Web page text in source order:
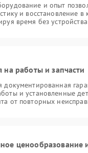
и опыт
и восстановление в
время без устройства
на работы и запчасти
документированная
и установленные
от повторных
ценообразование